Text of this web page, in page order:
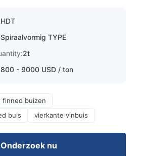
HDT
Spiraalvormig TYPE
2t
800 - 9000 USD / ton
finned buizen
buis
vierkante vinbuis
Onderzoek nu